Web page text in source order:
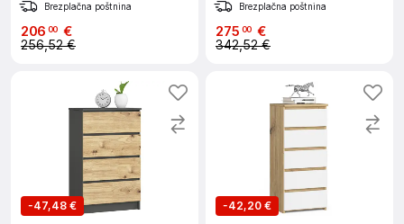
Brezplačna poštnina
206 00 €
256,52 €
Brezplačna poštnina
275 00 €
342,52 €
-47,48 € -42,20 €